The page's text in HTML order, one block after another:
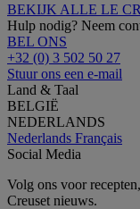
BEKIJK ALLE LE
Hulp nodig? Neem
BEL ONS
+32 (0) 3 502 50 27
Stuur ons een e-mail
Land & Taal
BELGIË
NEDERLANDS
Nederlands Français
Social Media
Volg ons voor
Creuset nieuws.